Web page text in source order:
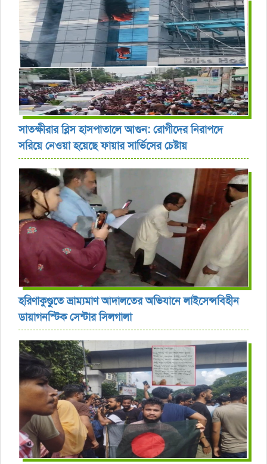
সাতক্ষীরার ব্লিস হাসপাতালে আগুন: রোগীদের নিরাপদে
সরিয়ে নেওয়া হয়েছে ফায়ার সার্ভিসের চেষ্টায়
হরিণাকুণ্ডুতে ভ্রাম্যমাণ আদালতের অভিযানে লাইসেন্সবিহীন
ডায়াগনস্টিক সেন্টার সিলগালা